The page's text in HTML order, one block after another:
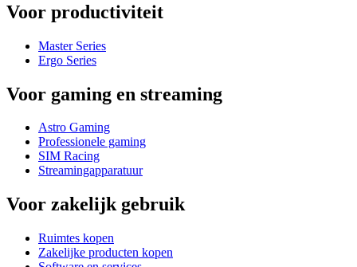
Voor productiviteit
Master Series
Ergo Series
Voor gaming en streaming
Astro Gaming
Professionele gaming
SIM Racing
Streamingapparatuur
Voor zakelijk gebruik
Ruimtes kopen
Zakelijke producten kopen